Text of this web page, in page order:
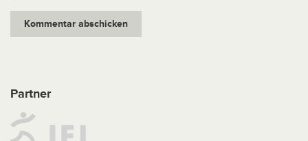
Partner